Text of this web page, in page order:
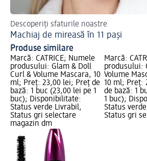
Descoperiți sfaturile noastre
Machiaj de mireasă în 11 pași
Produse similare
Marcă: CATRICE; Numele
produsului: Glam & Doll
Curl & Volume Mascara, 10
ml; Preț: 23,00 lei; Preț de
bază: 1 buc (23,00 lei pe 1
buc); Disponibilitate:
Status verde Livrabil,
Status gri selectare
magazin dm
Marcă:
produsului:
Volume
10 ml; Preț:
de bază: 1
1 buc);
Status
Status gri